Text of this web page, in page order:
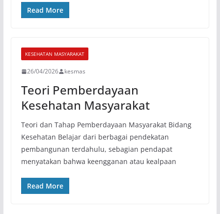
Read More
KESEHATAN MASYARAKAT
26/04/2026 kesmas
Teori Pemberdayaan
Kesehatan Masyarakat
Teori dan Tahap Pemberdayaan Masyarakat Bidang
Kesehatan Belajar dari berbagai pendekatan
pembangunan terdahulu, sebagian pendapat
menyatakan bahwa keengganan atau kealpaan
Read More